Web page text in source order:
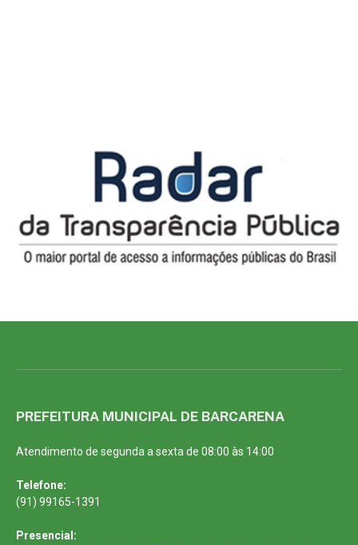
PREFEITURA MUNICIPAL DE BARCARENA
Atendimento de segunda a sexta de 08:00 às 14:00
Telefone:
(91) 99165-1391
Presencial: